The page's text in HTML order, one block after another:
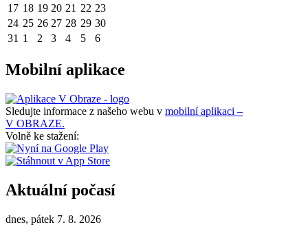
17 18 19 20 21 22 23
24 25 26 27 28 29 30
31 1 2 3 4 5 6
Mobilní aplikace
Sledujte informace z našeho webu v mobilní aplikaci –
V OBRAZE.
Volně ke stažení:
Aktuální počasí
dnes, pátek 7. 8. 2026